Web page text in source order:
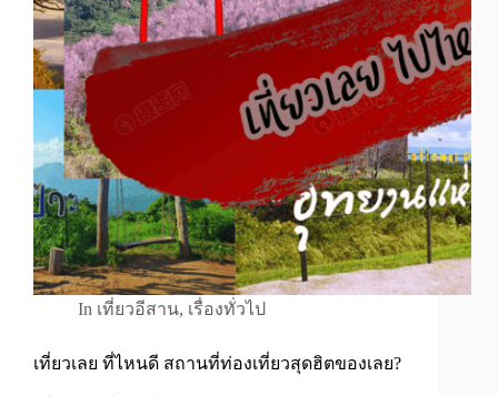
In เที่ยวอีสาน, เรื่องทั่วไป
เที่ยวเลย ที่ไหนดี สถานที่ท่องเที่ยวสุดฮิตของเลย?